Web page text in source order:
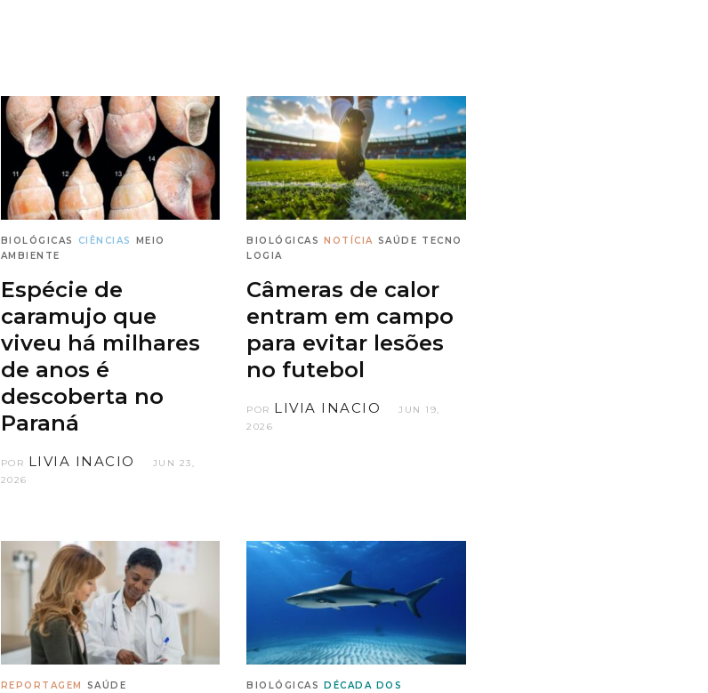
BIOLÓGICAS CIÊNCIAS
MEIO
AMBIENTE
Espécie de
caramujo que
viveu há milhares
de anos é
descoberta no
Paraná
POR LIVIA INACIO
JUN 23,
2026
BIOLÓGICAS NOTÍCIA SAÚDE TECNO
LOGIA
Câmeras de calor
entram em campo
para evitar lesões
no futebol
POR LIVIA INACIO
JUN 19,
2026
REPORTAGEM SAÚDE BIOLÓGICAS DÉCADA DOS